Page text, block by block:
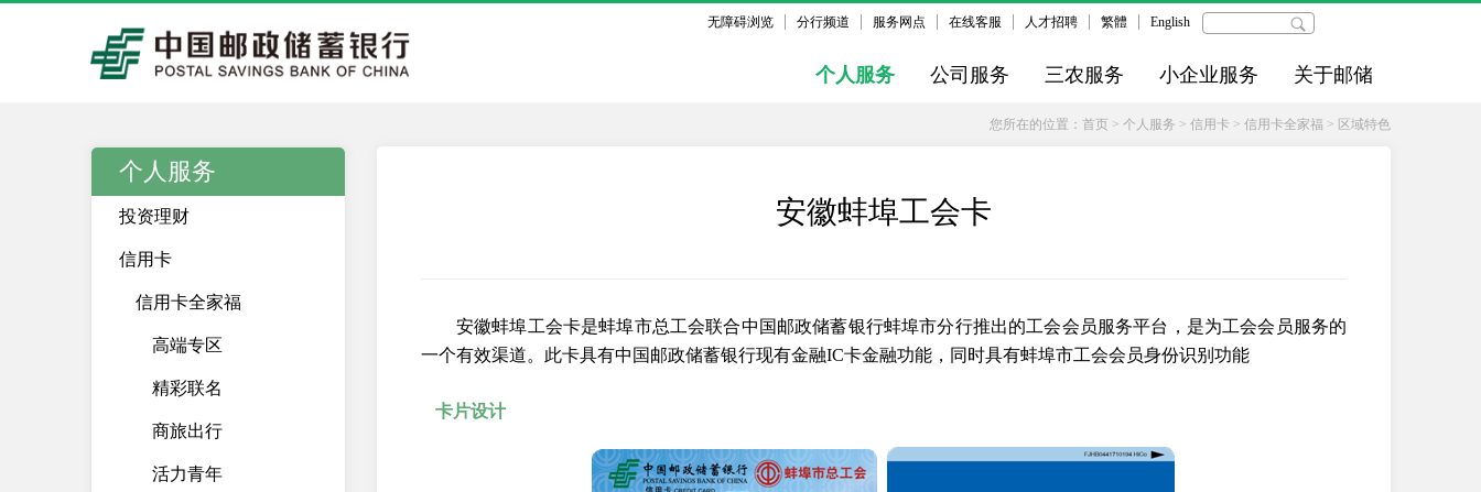
无障碍浏览 分行频道 服务网点 在线客服 人才招聘 繁體 English
个人服务 公司服务 三农服务 小企业服务 关于邮储
您所在的位置： 首页 > 个人服务 > 信用卡 > 信用卡全家福 > 区域特色
个人服务
投资理财
信用卡
信用卡全家福
高端专区
精彩联名
商旅出行
活力青年
安徽蚌埠工会卡
安徽蚌埠工会卡是蚌埠市总工会联合中国邮政储蓄银行蚌埠市分行推出的工会会员服务平台，是为工会会员服务的
一个有效渠道。此卡具有中国邮政储蓄银行现有金融IC卡金融功能，同时具有蚌埠市工会会员身份识别功能
卡片设计